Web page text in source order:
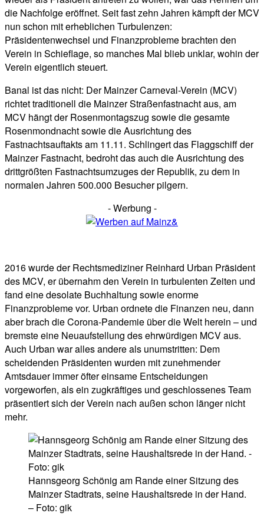
die Nachfolge eröffnet. Seit fast zehn Jahren kämpft der MCV
nun schon mit erheblichen Turbulenzen:
Präsidentenwechsel und Finanzprobleme brachten den
Verein in Schieflage, so manches Mal blieb unklar, wohin der
Verein eigentlich steuert.
Banal ist das nicht: Der Mainzer Carneval-Verein (MCV)
richtet traditionell die Mainzer Straßenfastnacht aus, am
MCV hängt der Rosenmontagszug sowie die gesamte
Rosenmondnacht sowie die Ausrichtung des
Fastnachtsauftakts am 11.11. Schlingert das Flaggschiff der
Mainzer Fastnacht, bedroht das auch die Ausrichtung des
drittgrößten Fastnachtsumzuges der Republik, zu dem in
normalen Jahren 500.000 Besucher pilgern.
- Werbung -
2016 wurde der Rechtsmediziner Reinhard Urban Präsident
des MCV, er übernahm den Verein in turbulenten Zeiten und
fand eine desolate Buchhaltung sowie enorme
Finanzprobleme vor. Urban ordnete die Finanzen neu, dann
aber brach die Corona-Pandemie über die Welt herein – und
bremste eine Neuaufstellung des ehrwürdigen MCV aus.
Auch Urban war alles andere als unumstritten: Dem
scheidenden Präsidenten wurden mit zunehmender
Amtsdauer immer öfter einsame Entscheidungen
vorgeworfen, als ein zugkräftiges und geschlossenes Team
präsentiert sich der Verein nach außen schon länger nicht
mehr.
Hannsgeorg Schönig am Rande einer Sitzung des
Mainzer Stadtrats, seine Haushaltsrede in der Hand.
– Foto: gik